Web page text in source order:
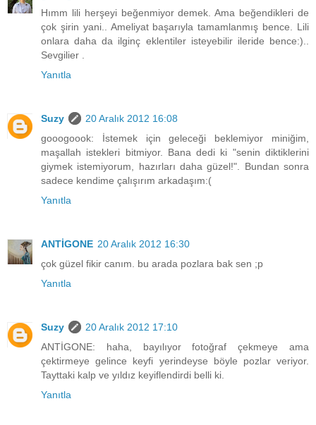
Hımm lili herşeyi beğenmiyor demek. Ama beğendikleri de
çok şirin yani.. Ameliyat başarıyla tamamlanmış bence. Lili
onlara daha da ilginç eklentiler isteyebilir ileride bence:)..
Sevgilier .
Yanıtla
Suzy
20 Aralık 2012 16:08
gooogoook: İstemek için geleceği beklemiyor miniğim,
maşallah istekleri bitmiyor. Bana dedi ki "senin diktiklerini
giymek istemiyorum, hazırları daha güzel!". Bundan sonra
sadece kendime çalışırım arkadaşım:(
Yanıtla
ANTİGONE 20 Aralık 2012 16:30
çok güzel fikir canım. bu arada pozlara bak sen ;p
Yanıtla
Suzy
20 Aralık 2012 17:10
ANTİGONE: haha, bayılıyor fotoğraf çekmeye ama
çektirmeye gelince keyfi yerindeyse böyle pozlar veriyor.
Tayttaki kalp ve yıldız keyiflendirdi belli ki.
Yanıtla